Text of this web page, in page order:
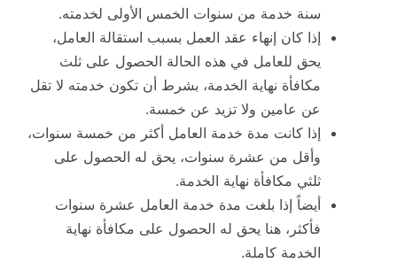
سنة خدمة من سنوات الخمس الأولى لخدمته.
إذا كان إنهاء عقد العمل بسبب استقالة العامل،
يحق للعامل في هذه الحالة الحصول على ثلث
مكافأة نهاية الخدمة، بشرط أن تكون خدمته لا تقل
عن عامين ولا تزيد عن خمسة.
إذا كانت مدة خدمة العامل أكثر من خمسة سنوات،
وأقل من عشرة سنوات، يحق له الحصول على
ثلثي مكافأة نهاية الخدمة.
أيضاً إذا بلغت مدة خدمة العامل عشرة سنوات
فأكثر، هنا يحق له الحصول على مكافأة نهاية
الخدمة كاملة.